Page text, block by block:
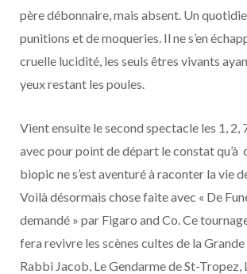
père débonnaire, mais absent. Un
punitions et de moqueries. Il ne s’en
cruelle lucidité, les seuls êtres vivants
yeux restant les poules.
Vient ensuite le second spectacle les 1, 2,
avec pour point de départ le constat qu’à
biopic ne s’est aventuré à raconter la vie
Voilà désormais chose faite avec « De
demandé » par Figaro and Co. Ce
fera revivre les scènes cultes de la
Rabbi Jacob, Le Gendarme de St-Tropez,